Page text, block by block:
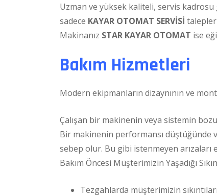
Uzman ve yüksek kaliteli, servis
sadece KAYAR OTOMAT SERVİSİ
Makinanız STAR KAYAR OTOMAT ise
Bakım Hizmetleri
Modern ekipmanların dizaynının ve
Çalışan bir makinenin veya sistemin
Bir makinenin performansı düştüğünde
sebep olur. Bu gibi istenmeyen arızaları
Bakım Öncesi Müşterimizin Yaşadığı
Tezgahlarda müşterimizin sıkıntıları